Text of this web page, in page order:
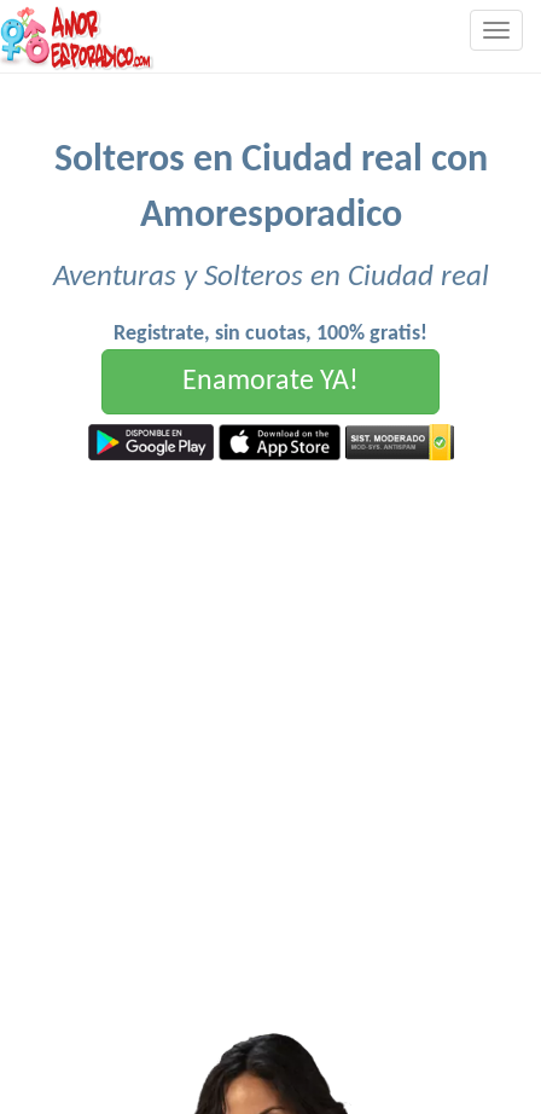
Solteros en Ciudad real con
Amoresporadico
Aventuras y Solteros en Ciudad real
Registrate, sin cuotas, 100% gratis!
Enamorate YA!